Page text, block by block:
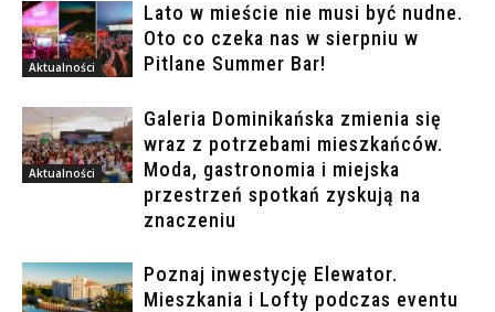
Aktualności
Lato w mieście nie musi być nudne.
Oto co czeka nas w sierpniu w
Pitlane Summer Bar!
Aktualności
Galeria Dominikańska zmienia się
wraz z potrzebami mieszkańców.
Moda, gastronomia i miejska
przestrzeń spotkań zyskują na
znaczeniu
Poznaj inwestycję Elewator.
Mieszkania i Lofty podczas eventu